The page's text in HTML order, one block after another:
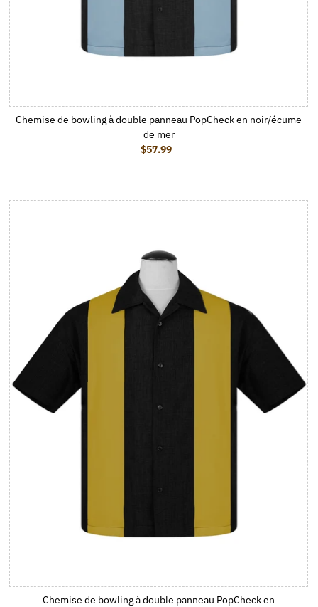
Chemise de bowling à double panneau PopCheck en noir/écume
de mer
Prix ordinaire
$57.99
Chemise de bowling à double panneau PopCheck en